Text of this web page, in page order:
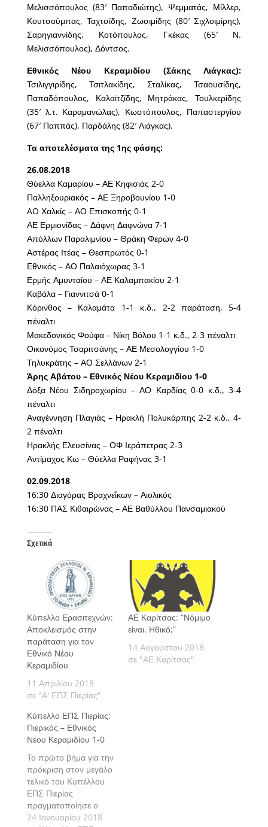
Μελισσόπουλος (83′ Παπαδιώτης), Ψεμματάς, Μίλλερ,
Κουτσούμπας, Ταχτσίδης, Ζωσιμίδης (80′ Σιχλοιμίρης),
Σαρηγιαννίδης, Κοτόπουλος, Γκέκας (65′ Ν.
Μελισσόπουλος), Δόντσος.
Εθνικός Νέου Κεραμιδίου (Σάκης Λιάγκας):
Τσιλιγγιρίδης, Τσιτλακίδης, Σταλίκας, Τσαουσίδης,
Παπαδόπουλος, Καλαϊτζίδης, Μητράκας, Τουλκερίδης
(35′ λ.τ. Καραμανώλας), Κωστόπουλος, Παπαστεργίου
(67′ Παππάς), Παρδάλης (82′ Λιάγκας).
Τα αποτελέσματα της 1ης φάσης:
26.08.2018
Θύελλα Καμαρίου – ΑΕ Κηφισιάς 2-0
Παλληξουριακός – ΑΕ Ξηροβουνίου 1-0
AO Χαλκίς – ΑΟ Επισκοπής 0-1
ΑΕ Ερμιονίδας – Δάφνη Δαφνώνα 7-1
Απόλλων Παραλιμνίου – Θράκη Φερών 4-0
Αστέρας Ιτέας – Θεσπρωτός 0-1
Εθνικός – ΑΟ Παλαιόχωρας 3-1
Ερμής Αμυνταίου – ΑΕ Καλαμπακίου 2-1
Καβάλα – Γιαννιτσά 0-1
Κόρινθος – Καλαμάτα 1-1 κ.δ., 2-2 παράταση, 5-4
πέναλτι
Μακεδονικός Φούφα – Νίκη Βόλου 1-1 κ.δ., 2-3 πέναλτι
Οικονόμος Τσαριτσάνης – ΑΕ Μεσολογγίου 1-0
Τηλυκράτης – ΑΟ Σελλάνων 2-1
Άρης Αβάτου – Εθνικός Νέου Κεραμιδίου 1-0
Δόξα Νέου Σιδηροχωρίου – ΑΟ Καρδίας 0-0 κ.δ., 3-4
πέναλτι
Αναγέννηση Πλαγιάς – Ηρακλή Πολυκάρπης 2-2 κ.δ., 4-
2 πέναλτι
Ηρακλής Ελευσίνας – ΟΦ Ιεράπετρας 2-3
Αντίμαχος Κω – Θύελλα Ραφήνας 3-1
02.09.2018
16:30 Διαγόρας Βραχνεΐκων – Αιολικός
16:30 ΠΑΣ Κιθαιρώνας – ΑΕ Βαθύλλου Πανσαμιακού
Σχετικά
Κύπελλο Ερασιτεχνών:
Αποκλεισμός στην
παράταση για τον
Εθνικό Νέου
Κεραμιδίου
11 Απριλίου 2018
σε "Α' ΕΠΣ Πιερίας"
ΑΕ Καρίτσας: “Νόμιμο
είναι. Ηθικό;”
14 Αυγούστου 2018
σε "ΑΕ Καρίτσας"
Κύπελλο ΕΠΣ Πιερίας:
Πιερικός – Εθνικός
Νέου Κεραμιδίου 1-0
Το πρώτο βήμα για την
πρόκριση στον μεγάλο
τελικό του Κυπέλλου
ΕΠΣ Πιερίας
πραγματοποίησε ο
Πιερικός ο οποίος
24 Ιανουαρίου 2018